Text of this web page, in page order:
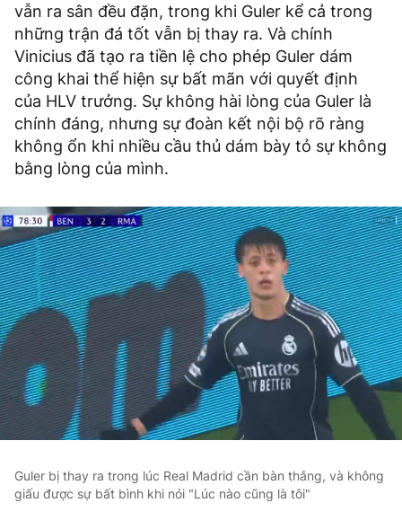
vẫn ra sân đều đặn, trong khi Guler kể cả trong
những trận đá tốt vẫn bị thay ra. Và chính
Vinicius đã tạo ra tiền lệ cho phép Guler dám
công khai thể hiện sự bất mãn với quyết định
của HLV trưởng. Sự không hài lòng của Guler là
chính đáng, nhưng sự đoàn kết nội bộ rõ ràng
không ổn khi nhiều cầu thủ dám bày tỏ sự không
bằng lòng của mình.
Guler bị thay ra trong lúc Real Madrid cần bàn thắng, và không
giấu được sự bất bình khi nói "Lúc nào cũng là tôi"